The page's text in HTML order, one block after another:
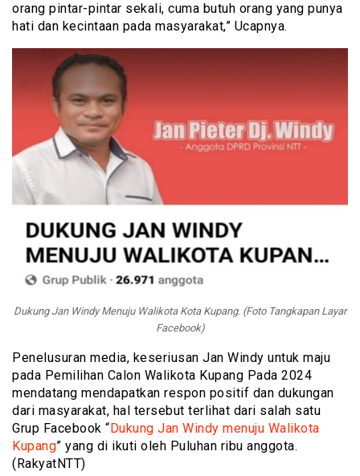
orang pintar-pintar sekali, cuma butuh orang yang punya
hati dan kecintaan pada masyarakat,” Ucapnya.
Dukung Jan Windy Menuju Walikota Kota Kupang. (Foto Tangkapan Layar
Facebook)
Penelusuran media, keseriusan Jan Windy untuk maju
pada Pemilihan Calon Walikota Kupang Pada 2024
mendatang mendapatkan respon positif dan dukungan
dari masyarakat, hal tersebut terlihat dari salah satu
Grup Facebook “Dukung Jan Windy menuju Walikota
Kupang” yang di ikuti oleh Puluhan ribu anggota.
(RakyatNTT)